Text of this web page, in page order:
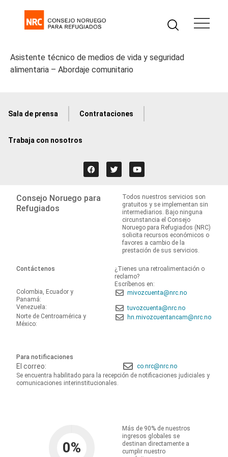
Asistente técnico de medios de vida y seguridad
alimentaria – Abordaje comunitario
Sala de prensa Contrataciones
Trabaja con nosotros
Consejo Noruego para
Refugiados
Todos nuestros servicios son
gratuitos y se implementan sin
intermediarios. Bajo ninguna
circunstancia el Consejo
Noruego para Refugiados (NRC)
solicita recursos económicos o
favores a cambio de la
prestación de sus servicios.
Contáctenos
¿Tienes una retroalimentación o
reclamo?
Escríbenos en:
Colombia, Ecuador y
Panamá:
mivozcuenta@nrc.no
Venezuela:
tuvozcuenta@nrc.no
Norte de Centroamérica y
México:
hn.mivozcuentancam@nrc.no
Para notificaciones
El correo:
co.nrc@nrc.no
Se encuentra habilitado para la recepción de notificaciones judiciales y
comunicaciones interinstitucionales.
0%
Más de 90% de nuestros
ingresos globales se
destinan directamente a
cumplir nuestro